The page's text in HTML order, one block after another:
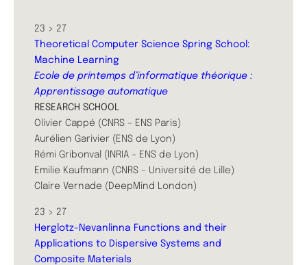
23 > 27
Theoretical Computer Science Spring School:
Machine Learning
Ecole de printemps d’informatique théorique :
Apprentissage automatique
RESEARCH SCHOOL
Olivier Cappé (CNRS – ENS Paris)
Aurélien Garivier (ENS de Lyon)
Rémi Gribonval (INRIA – ENS de Lyon)
Emilie Kaufmann (CNRS – Université de Lille)
Claire Vernade (DeepMind London)
23 > 27
Herglotz-Nevanlinna Functions and their
Applications to Dispersive Systems and
Composite Materials